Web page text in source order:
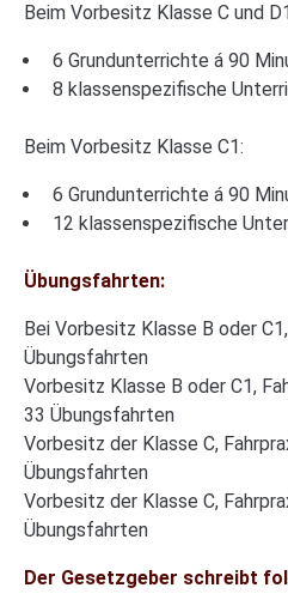
Beim Vorbesitz Klasse C und
6 Grundunterrichte á 90
8 klassenspezifische
Beim Vorbesitz Klasse C1:
6 Grundunterrichte á 90
12 klassenspezifische
Übungsfahrten:
Bei Vorbesitz Klasse B oder
Übungsfahrten
Vorbesitz Klasse B oder C1,
33 Übungsfahrten
Vorbesitz der Klasse C,
Übungsfahrten
Vorbesitz der Klasse C,
Übungsfahrten
Der Gesetzgeber schreibt